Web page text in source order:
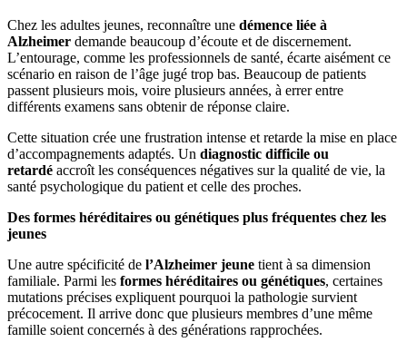
Chez les adultes jeunes, reconnaître une démence liée à
Alzheimer demande beaucoup d’écoute et de discernement.
L’entourage, comme les professionnels de santé, écarte aisément ce
scénario en raison de l’âge jugé trop bas. Beaucoup de patients
passent plusieurs mois, voire plusieurs années, à errer entre
différents examens sans obtenir de réponse claire.
Cette situation crée une frustration intense et retarde la mise en place
d’accompagnements adaptés. Un diagnostic difficile ou
retardé accroît les conséquences négatives sur la qualité de vie, la
santé psychologique du patient et celle des proches.
Des formes héréditaires ou génétiques plus fréquentes chez les
jeunes
Une autre spécificité de l’Alzheimer jeune tient à sa dimension
familiale. Parmi les formes héréditaires ou génétiques, certaines
mutations précises expliquent pourquoi la pathologie survient
précocement. Il arrive donc que plusieurs membres d’une même
famille soient concernés à des générations rapprochées.